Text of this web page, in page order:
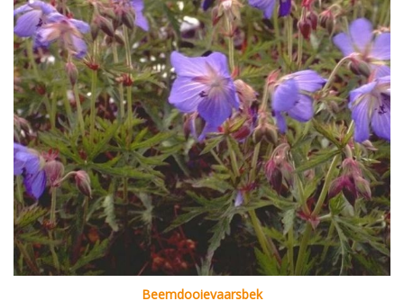
Beemdooievaarsbek